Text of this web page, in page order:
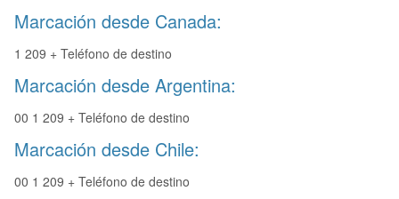
Marcación desde Canada:
1 209 + Teléfono de destino
Marcación desde Argentina:
00 1 209 + Teléfono de destino
Marcación desde Chile:
00 1 209 + Teléfono de destino